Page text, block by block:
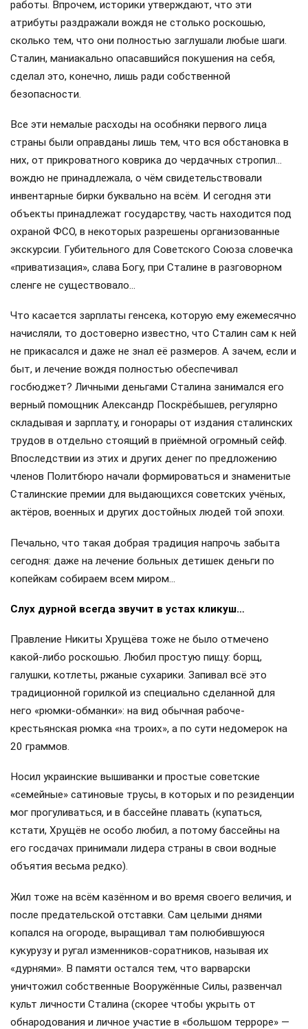
работы. Впрочем, историки утверждают, что эти
атрибуты раздражали вождя не столько роскошью,
сколько тем, что они полностью заглушали любые шаги.
Сталин, маниакально опасавшийся покушения на себя,
сделал это, конечно, лишь ради собственной
безопасности.
Все эти немалые расходы на особняки первого лица
страны были оправданы лишь тем, что вся обстановка в
них, от прикроватного коврика до чердачных стропил…
вождю не принадлежала, о чём свидетельствовали
инвентарные бирки буквально на всём. И сегодня эти
объекты принадлежат государству, часть находится под
охраной ФСО, в некоторых разрешены организованные
экскурсии. Губительного для Советского Союза словечка
«приватизация», слава Богу, при Сталине в разговорном
сленге не существовало…
Что касается зарплаты генсека, которую ему ежемесячно
начисляли, то достоверно известно, что Сталин сам к ней
не прикасался и даже не знал её размеров. А зачем, если и
быт, и лечение вождя полностью обеспечивал
госбюджет? Личными деньгами Сталина занимался его
верный помощник Александр Поскрёбышев, регулярно
складывая и зарплату, и гонорары от издания сталинских
трудов в отдельно стоящий в приёмной огромный сейф.
Впоследствии из этих и других денег по предложению
членов Политбюро начали формироваться и знаменитые
Сталинские премии для выдающихся советских учёных,
актёров, военных и других достойных людей той эпохи.
Печально, что такая добрая традиция напрочь забыта
сегодня: даже на лечение больных детишек деньги по
копейкам собираем всем миром…
Слух дурной всегда звучит в устах кликуш…
Правление Никиты Хрущёва тоже не было отмечено
какой-либо роскошью. Любил простую пищу: борщ,
галушки, котлеты, ржаные сухарики. Запивал всё это
традиционной горилкой из специально сделанной для
него «рюмки-обманки»: на вид обычная рабоче-
крестьянская рюмка «на троих», а по сути недомерок на
20 граммов.
Носил украинские вышиванки и простые советские
«семейные» сатиновые трусы, в которых и по резиденции
мог прогуливаться, и в бассейне плавать (купаться,
кстати, Хрущёв не особо любил, а потому бассейны на
его госдачах принимали лидера страны в свои водные
объятия весьма редко).
Жил тоже на всём казённом и во время своего величия, и
после предательской отставки. Сам целыми днями
копался на огороде, выращивал там полюбившуюся
кукурузу и ругал изменников-соратников, называя их
«дурнями». В памяти остался тем, что варварски
уничтожил собственные Вооружённые Силы, развенчал
культ личности Сталина (скорее чтобы укрыть от
обнародования и личное участие в «большом терроре» —